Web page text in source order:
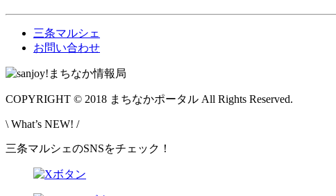
三条マルシェ
お問い合わせ
COPYRIGHT © 2018 まちなかポータル All Rights Reserved.
\ What’s NEW! /
三条マルシェのSNSをチェック！